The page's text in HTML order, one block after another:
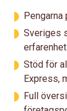
Pengarna
Sveriges
erfarenhet
Stöd för
Express,
Full